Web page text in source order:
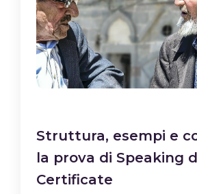
Struttura, esempi e
la prova di Speaking
Certificate